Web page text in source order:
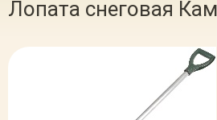
Лопата снеговая